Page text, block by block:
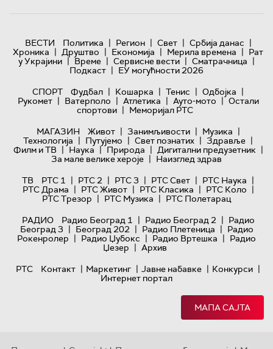
ВЕСТИ Политика | Регион | Свет | Србија данас |
Хроника | Друштво | Економија | Мерила времена | Рат
у Украјини | Време | Сервисне вести | Сматрачница |
Подкаст | ЕУ могућности 2026
СПОРТ
Фудбал | Кошарка | Тенис | Одбојка |
Рукомет | Ватерполо | Атлетика | Ауто-мото | Остали
спортови | Меморијал РТС
МАГАЗИН
Живот | Занимљивости | Музика |
Технологијa | Путујемо | Свет познатих | Здравље |
Филм и ТВ | Наука | Природа | Дигитални предузетник |
За мале велике хероје | Наизглед здрав
ТВ
РТС 1 | РТС 2 | РТС 3 | РТС Свет | РТС Наука |
РТС Драма | РТС Живот | РТС Класика | РТС Коло |
РТС Трезор | РТС Музика | РТС Полетарац
РАДИО
Радио Београд 1 | Радио Београд 2 | Радио
Београд 3 | Београд 202 | Радио Плетеница | Радио
Рокенролер | Радио Џубокс | Радио Вртешка | Радио
Џезер | Архив
РТС
Контакт | Маркетинг | Јавне набавке | Конкурси |
Интернет портал
МАПА САЈТА